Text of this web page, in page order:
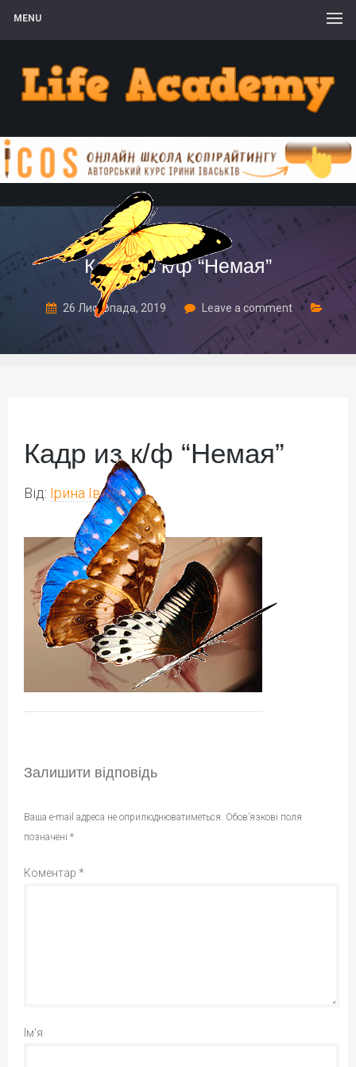
MENU
Кадр из к/ф “Немая”
26 Листопада, 2019 Leave a comment
Кадр из к/ф “Немая”
Від: Ірина Іваськів
Залишити відповідь
Ваша e-mail адреса не оприлюднюватиметься. Обов’язкові поля
позначені *
Коментар *
Ім'я